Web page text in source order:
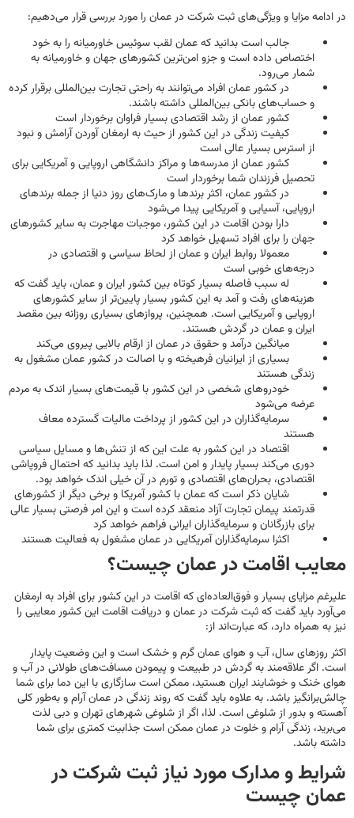
در ادامه مزایا و ویژگی‌های ثبت شرکت در عمان را مورد بررسی قرار می‌دهیم:
جالب است بدانید که عمان لقب سوئیس خاورمیانه را به خود
اختصاص داده است و جزو امن‌ترین کشورهای جهان و خاورمیانه به
شمار می‌رود.
در کشور عمان افراد می‌توانند به راحتی تجارت بین‌المللی برقرار کرده
و حساب‌های بانکی بین‌المللی داشته باشند.
کشور عمان از رشد اقتصادی بسیار فراوان برخوردار است
کیفیت زندگی در این کشور از حیث به ارمغان آوردن آرامش و نبود
از استرس بسیار عالی است
کشور عمان از مدرسه‌ها و مراکز دانشگاهی اروپایی و آمریکایی برای
تحصیل فرزندان شما برخوردار است
در کشور عمان، اکثر برندها و مارک‌های روز دنیا از جمله برندهای
اروپایی، آسیایی و آمریکایی پیدا می‌شود
دارا بودن اقامت در این کشور، موجبات مهاجرت به سایر کشورهای
جهان را برای افراد تسهیل خواهد کرد
معمولا روابط ایران و عمان از لحاظ سیاسی و اقتصادی در
درجه‌های خوبی است
له سبب فاصله بسیار کوتاه بین کشور ایران و عمان، باید گفت که
هزینه‌های رفت و آمد به این کشور بسیار پایین‌تر از سایر کشورهای
اروپایی و آمریکایی است. همچنین، پروازهای بسیاری روزانه بین مقصد
ایران و عمان در گردش هستند.
میانگین درآمد و حقوق در عمان از ارقام بالایی پیروی می‌کند
بسیاری از ایرانیان فرهیخته و با اصالت در کشور عمان مشغول به
زندگی هستند
خودروهای شخصی در این کشور با قیمت‌های بسیار اندک به مردم
عرضه می‌شود
سرمایه‌گذاران در این کشور از پرداخت مالیات گسترده معاف
هستند
اقتصاد در این کشور به علت این که از تنش‌ها و مسایل سیاسی
دوری می‌کند بسیار پایدار و‌ امن است. لذا باید بدانید که احتمال فروپاشی
اقتصادی، بحران‌های اقتصادی و تورم در آن خیلی اندک خواهد بود.
شایان ذکر است که عمان با کشور آمریکا و برخی دیگر از کشورهای
قدرتمند پیمان تجارت آزاد منعقد کرده است و این امر فرصتی بسیار عالی
برای بازرگانان و سرمایه‌گذاران ایرانی فراهم خواهد کرد
اکثرا سرمایه‌گذاران آمریکایی در عمان مشغول به فعالیت هستند‌
معایب اقامت در عمان چیست؟
علیرغم مزایای بسیار و فوق‌العاده‌ای که اقامت در این کشور برای افراد به ارمغان
می‌آورد باید گفت که ثبت شرکت در عمان و دریافت اقامت این کشور معایبی را
نیز به همراه دارد، که عبارت‌اند از:
اکثر روزهای سال، آب و هوای عمان گرم و خشک است و این وضعیت پایدار
است. اگر علاقه‌مند به گردش در طبیعت و پیمودن مسافت‌های طولانی در آب و
هوای خنک و خوشایند ایران هستید، ممکن است سازگاری با این دما برای شما
چالش‌برانگیز باشد. به علاوه باید گفت که روند زندگی در عمان آرام و به‌طور کلی
آهسته و بدور از شلوغی است. لذا، اگر از شلوغی شهرهای تهران و دبی لذت
می‌برید، زندگی آرام و خلوت در عمان ممکن است جذابیت کمتری برای شما
داشته باشد.
شرایط و مدارک مورد نیاز ثبت شرکت در
عمان چیست